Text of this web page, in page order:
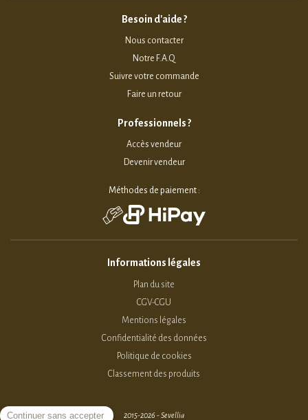
Besoin d'aide ?
Nous contacter
Notre F.A.Q
Suivre votre commande
Faire un retour
Professionnels ?
Accès vendeur
Devenir vendeur
Méthodes de paiement :
Informations légales
Plan du site
CGV-CGU
Mentions légales
Confidentialité des données
Politique de cookies
Classement des produits
2015-2026 - Sevellia